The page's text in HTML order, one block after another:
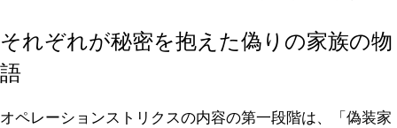
それぞれが秘密を抱えた偽りの家族の物
語
オペレーションストリクスの内容の第一段階は、「偽装家